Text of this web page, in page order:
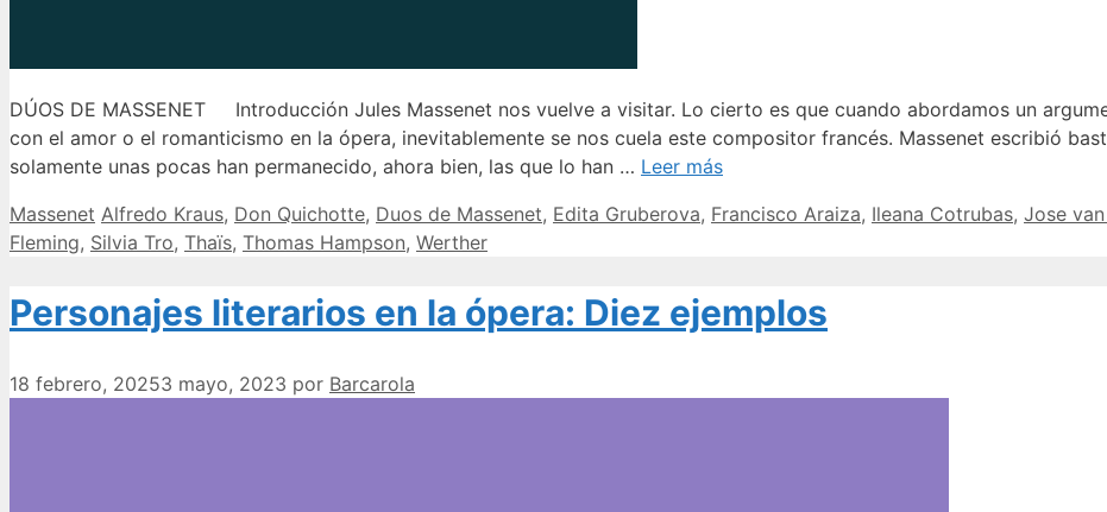
DÚOS DE MASSENET Introducción Jules Massenet nos vuelve a visitar. Lo cierto es que cuando abordamos un
con el amor o el romanticismo en la ópera, inevitablemente se nos cuela este compositor francés. Massenet escribió
solamente unas pocas han permanecido, ahora bien, las que lo han … Leer más
Categorías
Massenet Etiquetas
Alfredo Kraus, Don Quichotte, Duos de Massenet, Edita Gruberova, Francisco Araiza, Ileana Cotrubas, Jose
Fleming, Silvia Tro, Thaïs, Thomas Hampson, Werther
Personajes literarios en la ópera: Diez ejemplos
18 febrero, 20253 mayo, 2023 por Barcarola